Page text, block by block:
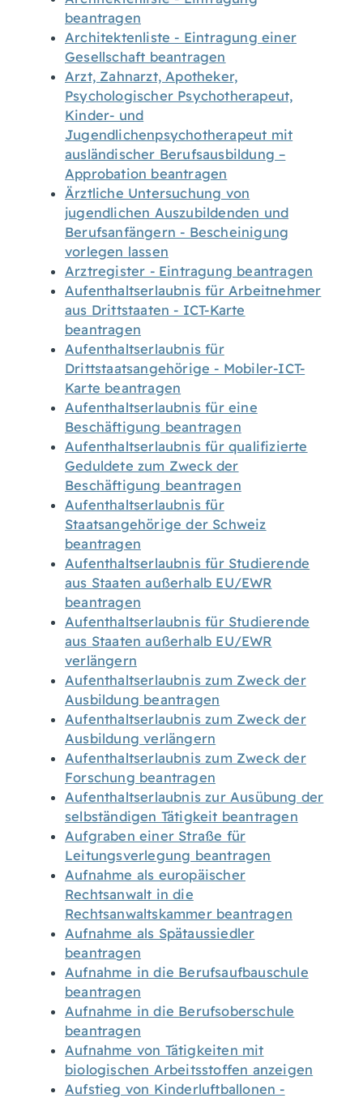
beantragen
Architektenliste - Eintragung einer
Gesellschaft beantragen
Arzt, Zahnarzt, Apotheker,
Psychologischer Psychotherapeut,
Kinder- und
Jugendlichenpsychotherapeut mit
ausländischer Berufsausbildung –
Approbation beantragen
Ärztliche Untersuchung von
jugendlichen Auszubildenden und
Berufsanfängern - Bescheinigung
vorlegen lassen
Arztregister - Eintragung beantragen
Aufenthaltserlaubnis für Arbeitnehmer
aus Drittstaaten - ICT-Karte
beantragen
Aufenthaltserlaubnis für
Drittstaatsangehörige - Mobiler-ICT-
Karte beantragen
Aufenthaltserlaubnis für eine
Beschäftigung beantragen
Aufenthaltserlaubnis für qualifizierte
Geduldete zum Zweck der
Beschäftigung beantragen
Aufenthaltserlaubnis für
Staatsangehörige der Schweiz
beantragen
Aufenthaltserlaubnis für Studierende
aus Staaten außerhalb EU/EWR
beantragen
Aufenthaltserlaubnis für Studierende
aus Staaten außerhalb EU/EWR
verlängern
Aufenthaltserlaubnis zum Zweck der
Ausbildung beantragen
Aufenthaltserlaubnis zum Zweck der
Ausbildung verlängern
Aufenthaltserlaubnis zum Zweck der
Forschung beantragen
Aufenthaltserlaubnis zur Ausübung der
selbständigen Tätigkeit beantragen
Aufgraben einer Straße für
Leitungsverlegung beantragen
Aufnahme als europäischer
Rechtsanwalt in die
Rechtsanwaltskammer beantragen
Aufnahme als Spätaussiedler
beantragen
Aufnahme in die Berufsaufbauschule
beantragen
Aufnahme in die Berufsoberschule
beantragen
Aufnahme von Tätigkeiten mit
biologischen Arbeitsstoffen anzeigen
Aufstieg von Kinderluftballonen -